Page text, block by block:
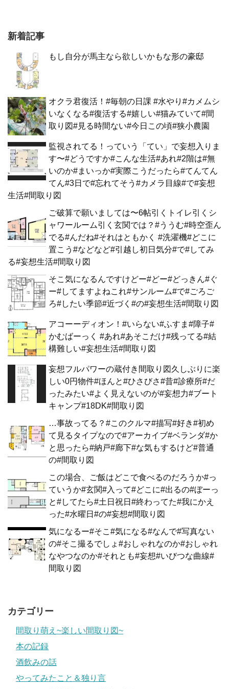
新着記事
もし自分が馬主なら欲しいかもな形の豪邸
オクラ君復活！#毎朝の日課 #水やり#カメムシ
いなくなる#復活する#嬉しい#猫みていて#間
取り図#見る時間ない#今日この頃#狭小農園
監視されてる！っていう「てい」で妄想入りま
す〜#どうですか#こんな生活#あれ#2階は#無
いのか#まいっか#実際こうだったら#てんてん
てん#3日で#忘れてそう#カメラ目線#で#妄想
生活#間取り図
ご破算で願いましては〜6帖引くトイレ引くシ
ャワールーム引く玄関では？#ううむ#時空歪ん
でる#んだね#それはともかく #洗濯機#どこに
置こう#などなど#引越し初日気分#で#してみ
る#妄想生活#間取り図
そこ気になるんですけどー#どー#どっきん#ぐ
ー#してますよねこれ#サンルーム#で#ごろご
ろ#したい季節#近づく#の#妄想生活#間取り図
アコーーディオン！#いらない#ふすま#障子#
かむばーっく #あれ#あそこだけ#残ってる#結
構難しい#妄想生活#間取り図
妄想フルパワーの蔵付き間取り図久しぶりに楽
しい0円物件#ほんと#ひさびさ#昔#診療所#だ
ったみたい#よく見えないのが#妄想力#ブート
キャンプ#18DK#間取り図
…事故ってる？#このクルマ#描写#好き#初め
て見るタイプなので#アーカイブ#ベランダ#か
と思ったら#納戸#廊下#な気もするけど#普通
の#間取り図
この場合、ご飯はどこで食べるのだろうか#っ
ていうか#玄関#入って#どこに#出るの#ぼーっ
と#してたら#土日祝日#終わってた#我にかえ
った#水曜日#の#妄想#間取り図
気になるー#そこ#気になる#なんで#写真ない
の#そこ撮るでしょ#おしゃれなのか#おしゃれ
なやつなのか#それとも#妄想#いびつな曲線#
間取り図
カテゴリー
間取り萌え~楽しい間取り図~
本の記録
酒飲みの話
やってみたこと＆独り言